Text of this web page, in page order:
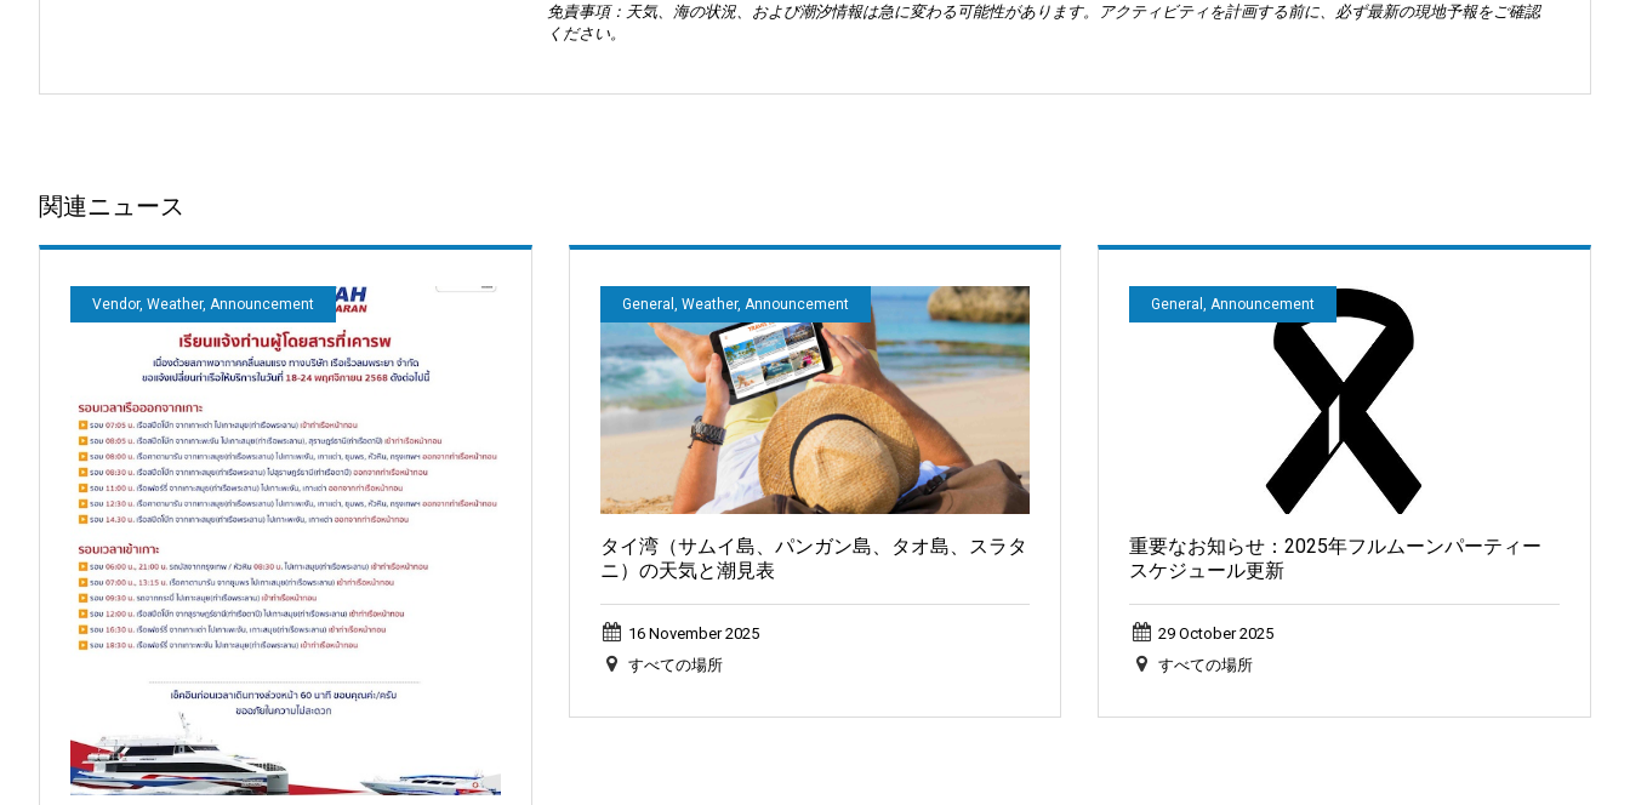
免責事項：天気、海の状況、および潮汐情報は急に変わる可能性があります。アクティビティを計画する前に、必ず最新の現地予報をご確認
ください。
関連ニュース
Vendor, Weather, Announcement General, Weather, Announcement
タイ湾（サムイ島、パンガン島、タオ島、スラタ
ニ）の天気と潮見表
16 November 2025
すべての場所
General, Announcement
重要なお知らせ：2025年フルムーンパーティー
スケジュール更新
29 October 2025
すべての場所